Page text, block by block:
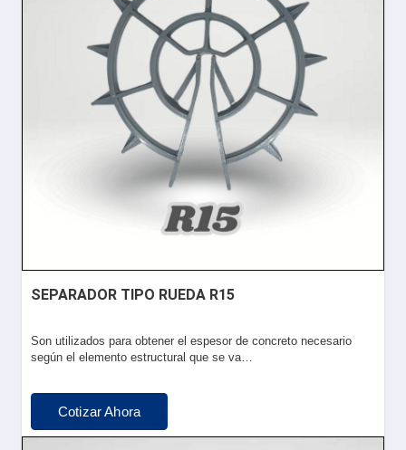
SEPARADOR TIPO RUEDA R15
Son utilizados para obtener el espesor de concreto necesario
según el elemento estructural que se va…
Cotizar Ahora